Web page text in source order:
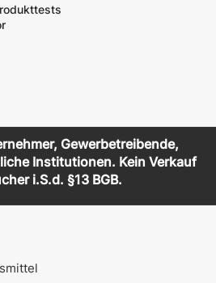
Gewerbetreibende,
Institutionen. Kein Verkauf
i.S.d. §13 BGB.